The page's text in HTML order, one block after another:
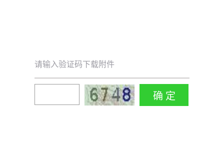
请输入验证码下载附件